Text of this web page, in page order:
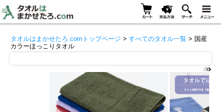
タオルはまかせたろ.comトップページ > すべてのタオル一覧 > 国産
カラーほっこりタオル